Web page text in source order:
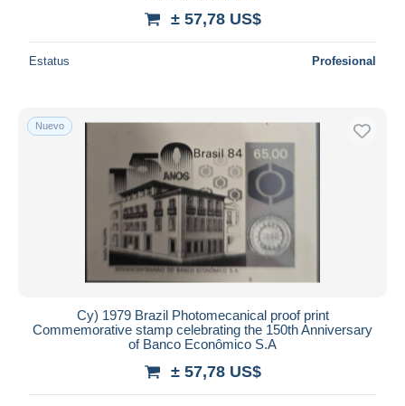
± 57,78 US$
Estatus Profesional
Nuevo
Cy) 1979 Brazil Photomecanical proof print
Commemorative stamp celebrating the 150th Anniversary
of Banco Econômico S.A
± 57,78 US$